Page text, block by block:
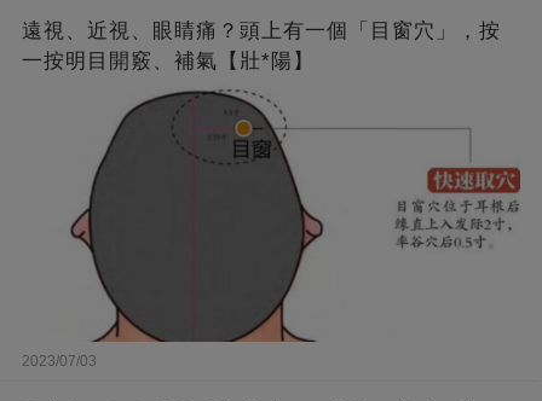
遠視、近視、眼睛痛？頭上有一個「目窗穴」，按
一按明目開竅、補氣【壯*陽】
2023/07/03